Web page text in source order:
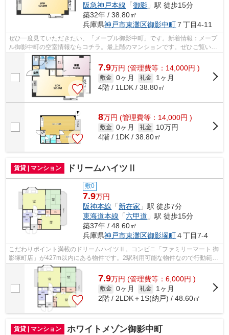
阪急神戸本線 「御影 」駅 徒歩15分
築32年 / 38.80㎡
兵庫県神戸市東灘区御影中町 ７丁目4-11
ぜひ一度見ていただきたい、「メープル御影中町」です。新着情報：メープ
ル御影中町の空室情報ならコチラ。最上階のマンションです。ぜひご覧いた
だきたい賃貸物件です。神戸市東灘区...
7.9万円 (管理費等：14,000円 )
敷金 0ヶ月 礼金
1ヶ月
4階 / 1LDK / 38.80㎡
8万円 (管理費等：14,000円 )
敷金 0ヶ月 礼金
10万円
4階 / 1DK / 38.80㎡
賃貸 | マンション ドリームハイツⅡ
敷0
7.9万円
阪神本線 「新在家 」駅 徒歩7分
東海道本線 「六甲道 」駅 徒歩15分
築37年 / 48.60㎡
兵庫県神戸市東灘区御影塚町４丁目7-4
こだわりポイント満載のドリームハイツⅡ。コンビニ「ファミリーマート 御
影塚町店」が427m以内にある物件です。2駅利用可能な物件なので行動範囲
も広がります。ぜひご覧いただきたい賃...
7.9万円 (管理費等：6,000円 )
敷金 0ヶ月 礼金
1ヶ月
2階 / 2LDK＋1S(納戸) / 48.60㎡
賃貸 | マンション ホワイトメゾン御影中町